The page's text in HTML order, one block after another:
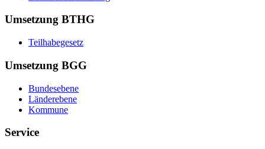
Umsetzung BTHG
Teilhabegesetz
Umsetzung BGG
Bundesebene
Länderebene
Kommune
Service